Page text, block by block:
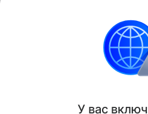
самого истребителя.
Новости
У вас включ